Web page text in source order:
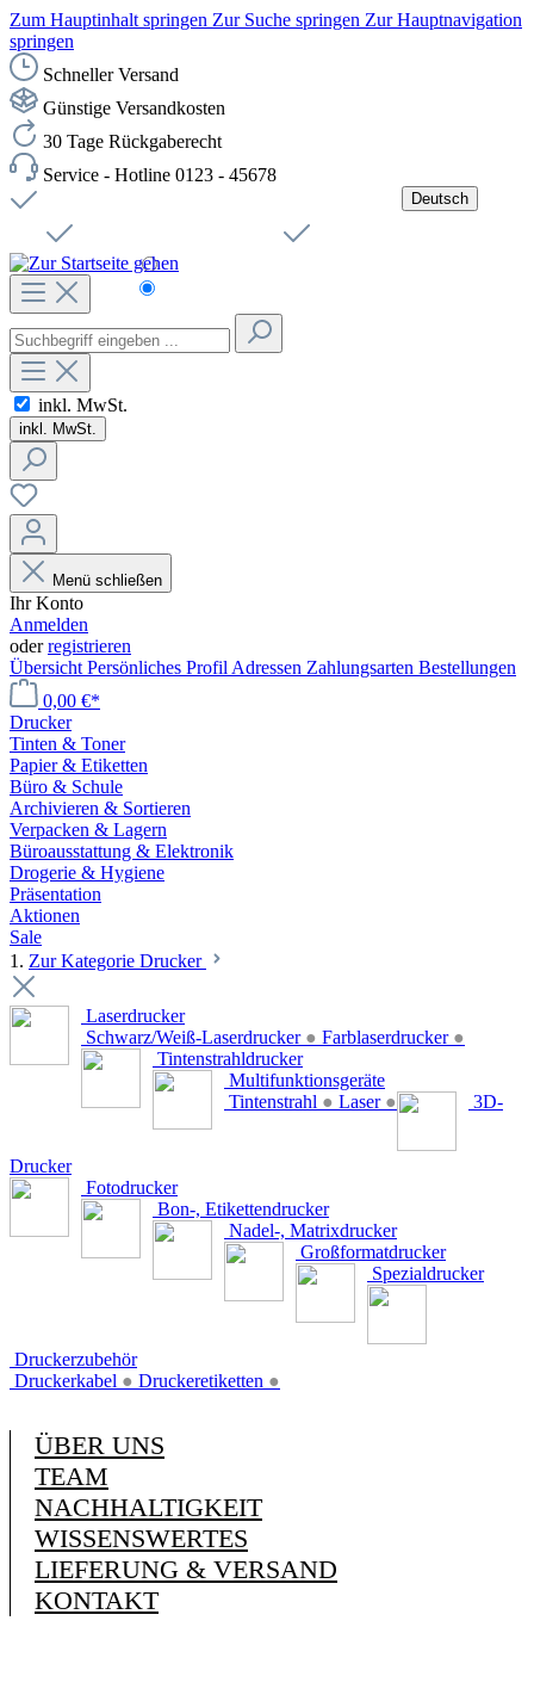
Zum Hauptinhalt springen Zur Suche springen Zur Hauptnavigation
springen
Schneller Versand
Günstige Versandkosten
30 Tage Rückgaberecht
Service - Hotline 0123 - 45678
Deutsch
Čeština
inkl. MwSt.
inkl. MwSt.
Menü schließen
Ihr Konto
Anmelden
oderregistrieren
Übersicht Persönliches Profil Adressen Zahlungsarten Bestellungen
0,00 €*
Drucker
Tinten & Toner
Papier & Etiketten
Büro & Schule
Archivieren & Sortieren
Verpacken & Lagern
Büroausstattung & Elektronik
Drogerie & Hygiene
Präsentation
Aktionen
Sale
1. Zur Kategorie Drucker
Laserdrucker
Schwarz/Weiß-Laserdrucker ● Farblaserdrucker ●
Tintenstrahldrucker
Multifunktionsgeräte
Tintenstrahl ● Laser ● 3D-
Drucker
Fotodrucker
Bon-, Etikettendrucker
Nadel-, Matrixdrucker
Großformatdrucker
Spezialdrucker
Druckerzubehör
Druckerkabel ● Druckeretiketten ●
ÜBER UNS
TEAM
NACHHALTIGKEIT
WISSENSWERTES
LIEFERUNG & VERSAND
KONTAKT